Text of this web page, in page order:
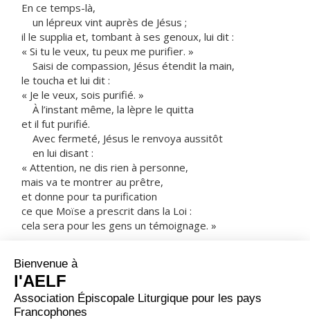
En ce temps-là,
un lépreux vint auprès de Jésus ;
il le supplia et, tombant à ses genoux, lui dit :
« Si tu le veux, tu peux me purifier. »
Saisi de compassion, Jésus étendit la main,
le toucha et lui dit :
« Je le veux, sois purifié. »
À l’instant même, la lèpre le quitta
et il fut purifié.
Avec fermeté, Jésus le renvoya aussitôt
en lui disant :
« Attention, ne dis rien à personne,
mais va te montrer au prêtre,
et donne pour ta purification
ce que Moïse a prescrit dans la Loi :
cela sera pour les gens un témoignage. »
cet homme se mit à proclamer et à répandre la
nouvelle,
de sorte que Jésus ne pouvait plus entrer ouvertement
dans une ville,